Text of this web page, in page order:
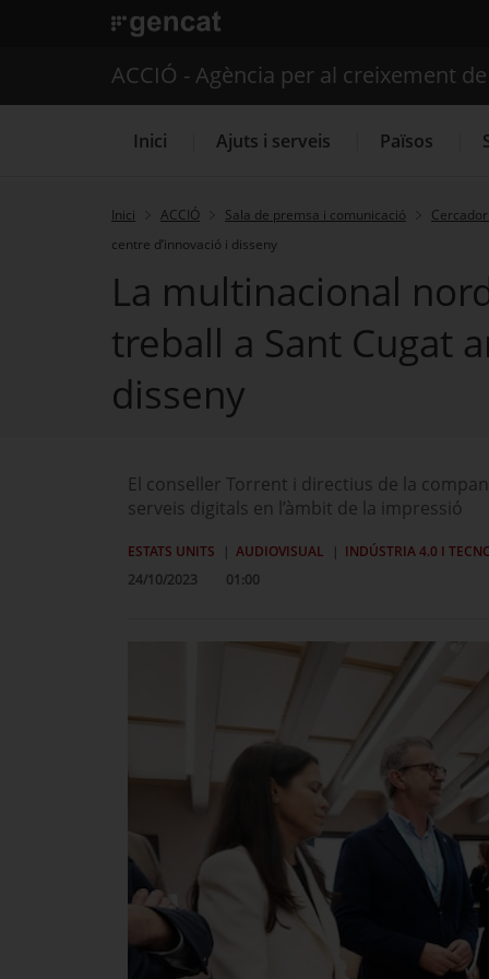
. Obre en una nova finestra.
ACCIÓ - Agència per al creixement
Inici Ajuts i serveis Països
Inici ACCIÓ Sala de premsa i comunicació
centre d’innovació i disseny
La multinacional
treball a Sant Cugat
disseny
El conseller Torrent i directius de la
serveis digitals en l’àmbit de la impressió
ESTATS UNITS AUDIOVISUAL INDÚSTRIA 4.0 I
24/10/2023
01:00